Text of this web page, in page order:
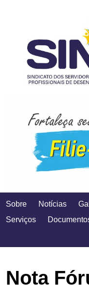
Sobre Notícias
Serviços
Nota